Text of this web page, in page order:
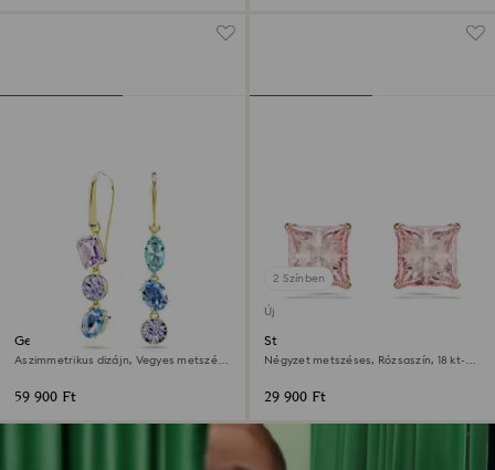
Gema csepp alakú fülbevaló
Aszimmetrikus dizájn, Vegyes metszés,
59 900 Ft
2 Színben
Új
Stilla bedugós fülbevaló
Négyzet metszéses, Rózsaszín, 18 kt-os
29 900 Ft